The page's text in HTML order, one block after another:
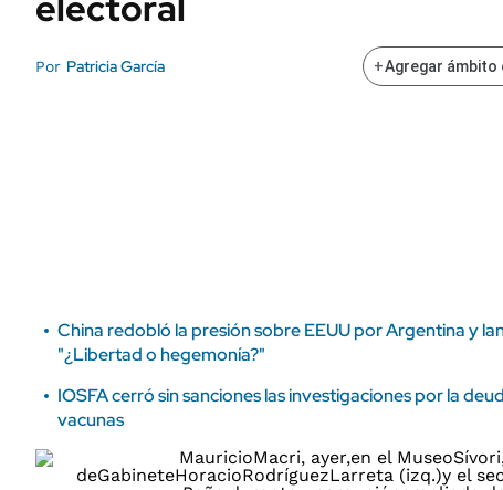
FINANZAS
POLÍTICA
Por Patricia García +Agregar ámbito
China redobló la presión sobre EEUU por Argentina y
"¿Libertad o hegemonía?"
IOSFA cerró sin sanciones las investigaciones por la
vacunas